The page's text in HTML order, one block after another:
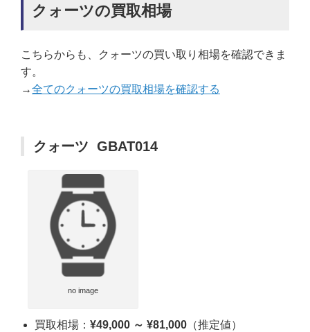
クォーツの買取相場
こちらからも、クォーツの買い取り相場を確認できま
す。
→全てのクォーツの買取相場を確認する
クォーツ GBAT014
no image
買取相場： ¥49,000 ～ ¥81,000 （推定値）